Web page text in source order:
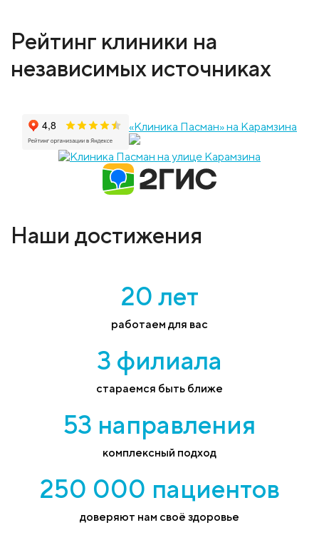
Рейтинг клиники на
независимых источниках
«Клиника Пасман» на Карамзина
Наши достижения
20 лет
работаем для вас
3 филиала
стараемся быть ближе
53 направления
комплексный подход
250 000 пациентов
доверяют нам своё здоровье